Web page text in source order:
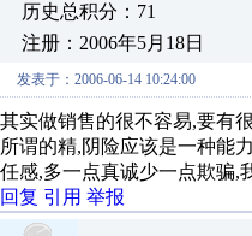
历史总积分：71
注册：2006年5月18日
发表于：2006-06-14 10:24:00
其实做销售的很不容易,要有
所谓的精,阴险应该是一种能
任感,多一点真诚少一点欺骗,
回复 引用 举报